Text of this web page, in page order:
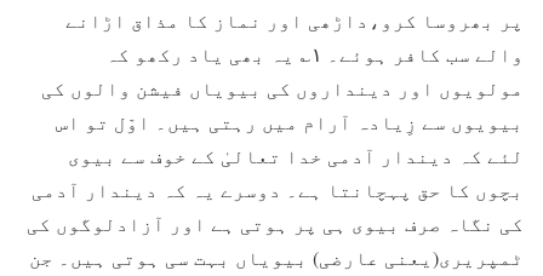
پر بھروسا کرو،داڑھی اور نماز کا مذاق اڑانے
والے سب کافر ہوئے۔ ۱؎ یہ بھی یاد رکھو کہ
مولویوں اور دینداروں کی بیویاں فیشن والوں کی
بیویوں سے زِیادہ آرام میں رہتی ہیں۔ اوّل تو اس
لئے کہ دیندار آدمی خدا تعالیٰ کے خوف سے بیوی
بچوں کا حق پہچانتا ہے۔ دوسرے یہ کہ دیندار آدمی
کی نگاہ صرف بیوی ہی پر ہوتی ہے اور آزادلوگوں کی
ٹمپریری(یعنی عارضی) بیویاں بہت سی ہوتی ہیں۔ جن